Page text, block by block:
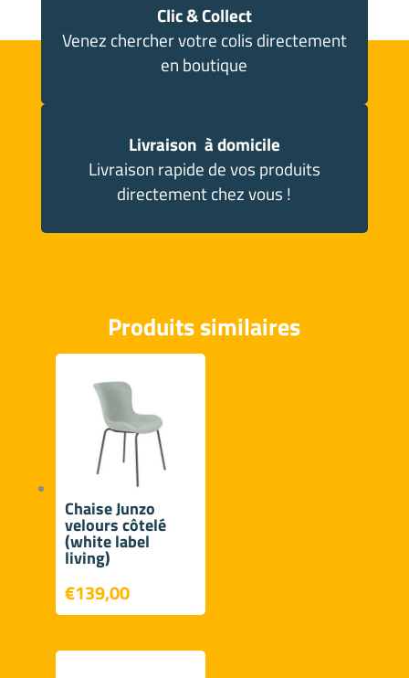
Clic & Collect
Venez chercher votre colis directement
en boutique
Livraison à domicile
Livraison rapide de vos produits
directement chez vous !
Produits similaires
Chaise Junzo
velours côtelé
(white label
living)
€139,00